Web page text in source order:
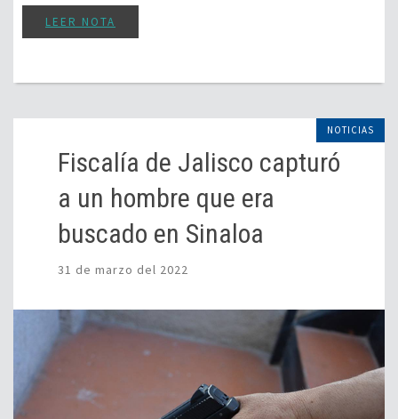
LEER NOTA
NOTICIAS
Fiscalía de Jalisco capturó
a un hombre que era
buscado en Sinaloa
31 de marzo del 2022